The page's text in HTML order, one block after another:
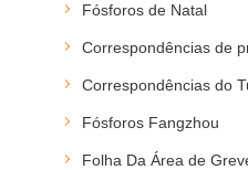
Fósforos de Natal
Correspondências de
Correspondências do
Fósforos Fangzhou
Folha Da Área de